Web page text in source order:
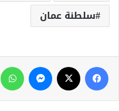
سلطنة عمان